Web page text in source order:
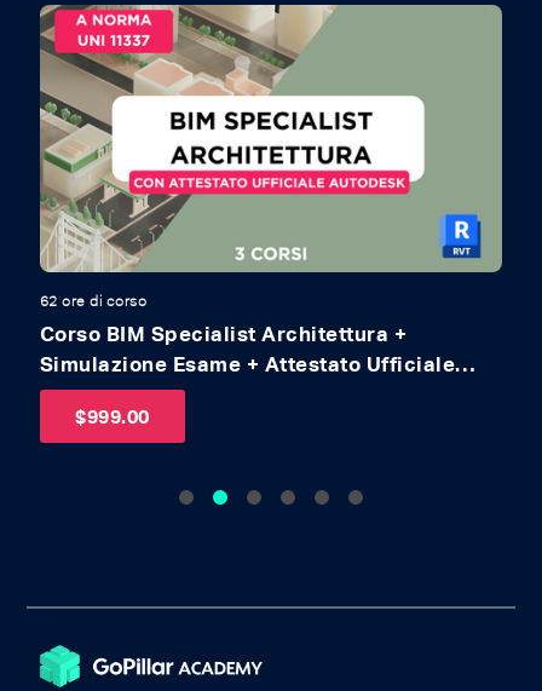
62 ore di corso
Corso BIM Specialist Architettura +
Simulazione Esame + Attestato Ufficiale
Autodesk
$999.00